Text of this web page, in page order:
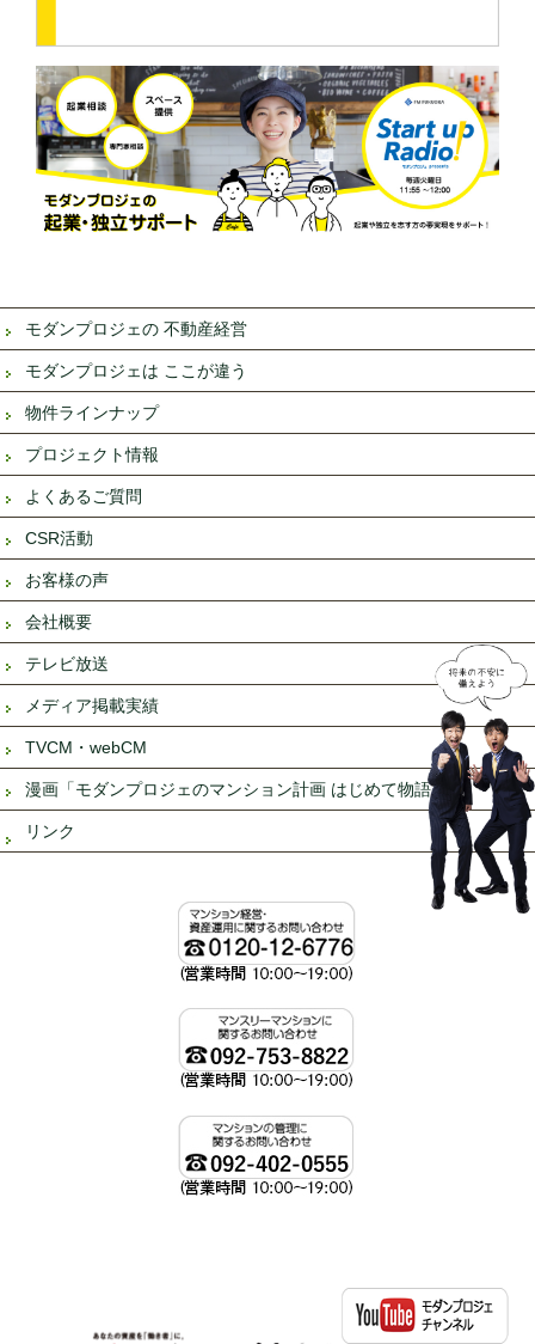
モダンプロジェの 不動産経営
モダンプロジェは ここが違う
物件ラインナップ
プロジェクト情報
よくあるご質問
CSR活動
お客様の声
会社概要
テレビ放送
メディア掲載実績
TVCM・webCM
漫画「モダンプロジェのマンション計画 はじめて物語」
リンク
資産運用、不動産投資ならモダンプロジ